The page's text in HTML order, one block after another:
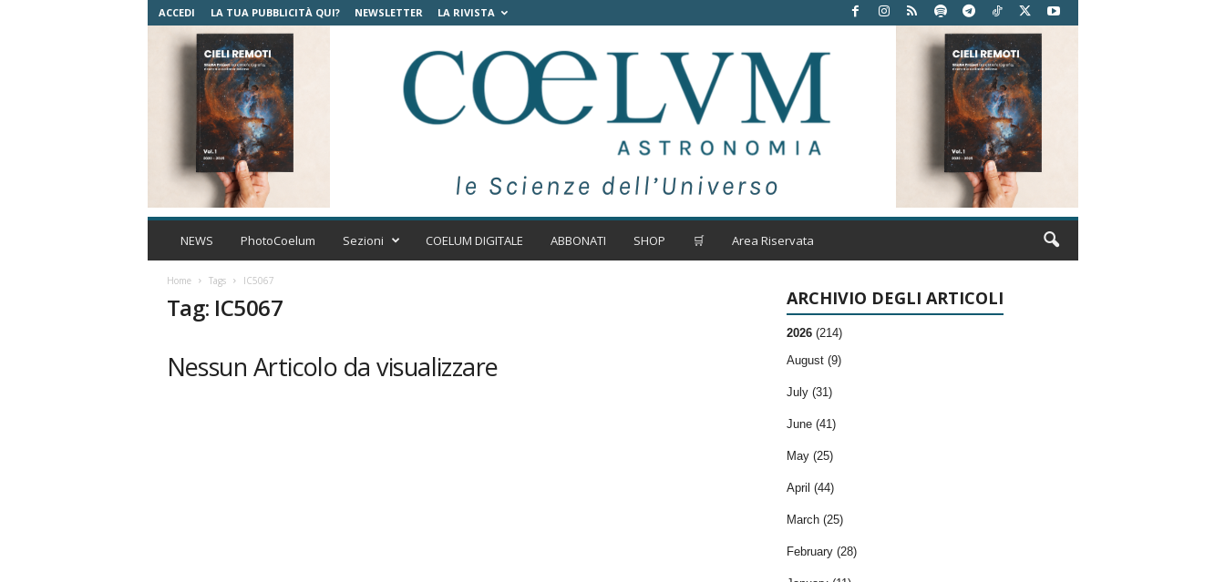
ACCEDI LA TUA PUBBLICITÀ QUI? NEWSLETTER LA RIVISTA
C
t
NEWS PhotoCoelum Sezioni COELUM DIGITALE ABBONATI SHOP 🛒 Area Riservata
Home Tags IC5067
Tag: IC5067
Nessun Articolo da visualizzare
ARCHIVIO DEGLI ARTICOLI
2026 (214)
August (9)
July (31)
June (41)
May (25)
April (44)
March (25)
February (28)